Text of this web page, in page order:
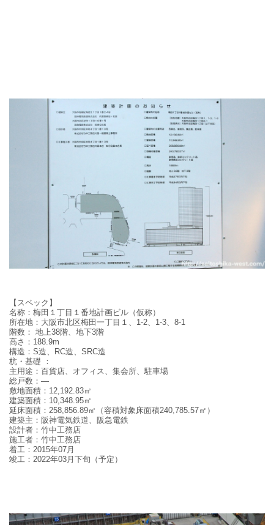
【スペック】
名称： 梅田１丁目１番地計画ビル（仮称）
所在地： 大阪市北区梅田一丁目１、1-2、1-3、8-1
階数： 地上38階、地下3階
高さ： 188.9m
構造 ： S造、RC造、SRC造
杭・基礎
：
主用途： 百貨店、オフィス、集会所、駐車場
総戸数：—
敷地面積 ： 12,192.83㎡
建築面積 ： 10,348.95㎡
延床面積 ： 258,856.89㎡（容積対象床面積240,785.57㎡）
建築主： 阪神電気鉄道、阪急電鉄
設計者： 竹中工務店
施工者： 竹中工務店
着工： 2015年07月
竣工： 2022年03月下旬（予定）